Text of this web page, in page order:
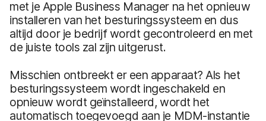
met je Apple Business Manager na het opnieuw
installeren van het besturingssysteem en dus
altijd door je bedrijf wordt gecontroleerd en met
de juiste tools zal zijn uitgerust.
Misschien ontbreekt er een apparaat? Als het
besturingssysteem wordt ingeschakeld en
opnieuw wordt geïnstalleerd, wordt het
automatisch toegevoegd aan je MDM-instantie